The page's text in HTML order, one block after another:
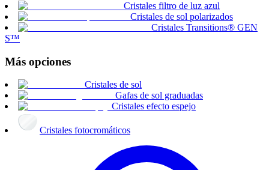
Cristales filtro de luz azul
Cristales de sol polarizados
Cristales Transitions® GEN
S™
Más opciones
Cristales de sol
Gafas de sol graduadas
Cristales efecto espejo
Cristales fotocromáticos